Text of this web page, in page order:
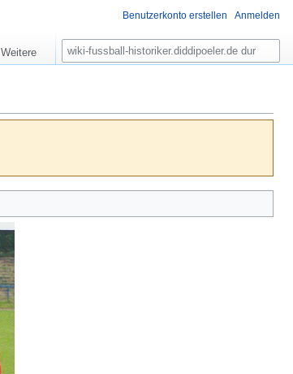
Benutzerkonto erstellen Anmelden
Weitere
S
u
e